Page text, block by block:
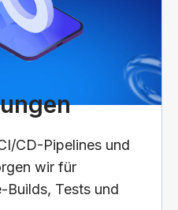
CD-Pipelines und
wir für
Builds, Tests und